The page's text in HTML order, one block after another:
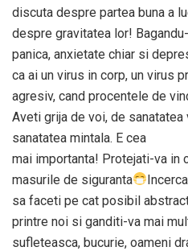
discuta despre partea buna a
despre gravitatea lor!
panica, anxietate chiar si
ca ai un virus in corp, un virus
agresiv, cand procentele de
Aveti grija de voi, de
sanatatea mintala. E cea
mai importanta! Protejati-va in
masurile de siguranta
sa faceti pe cat posibil
printre noi si ganditi-va mai
sufleteasca, bucurie, oameni